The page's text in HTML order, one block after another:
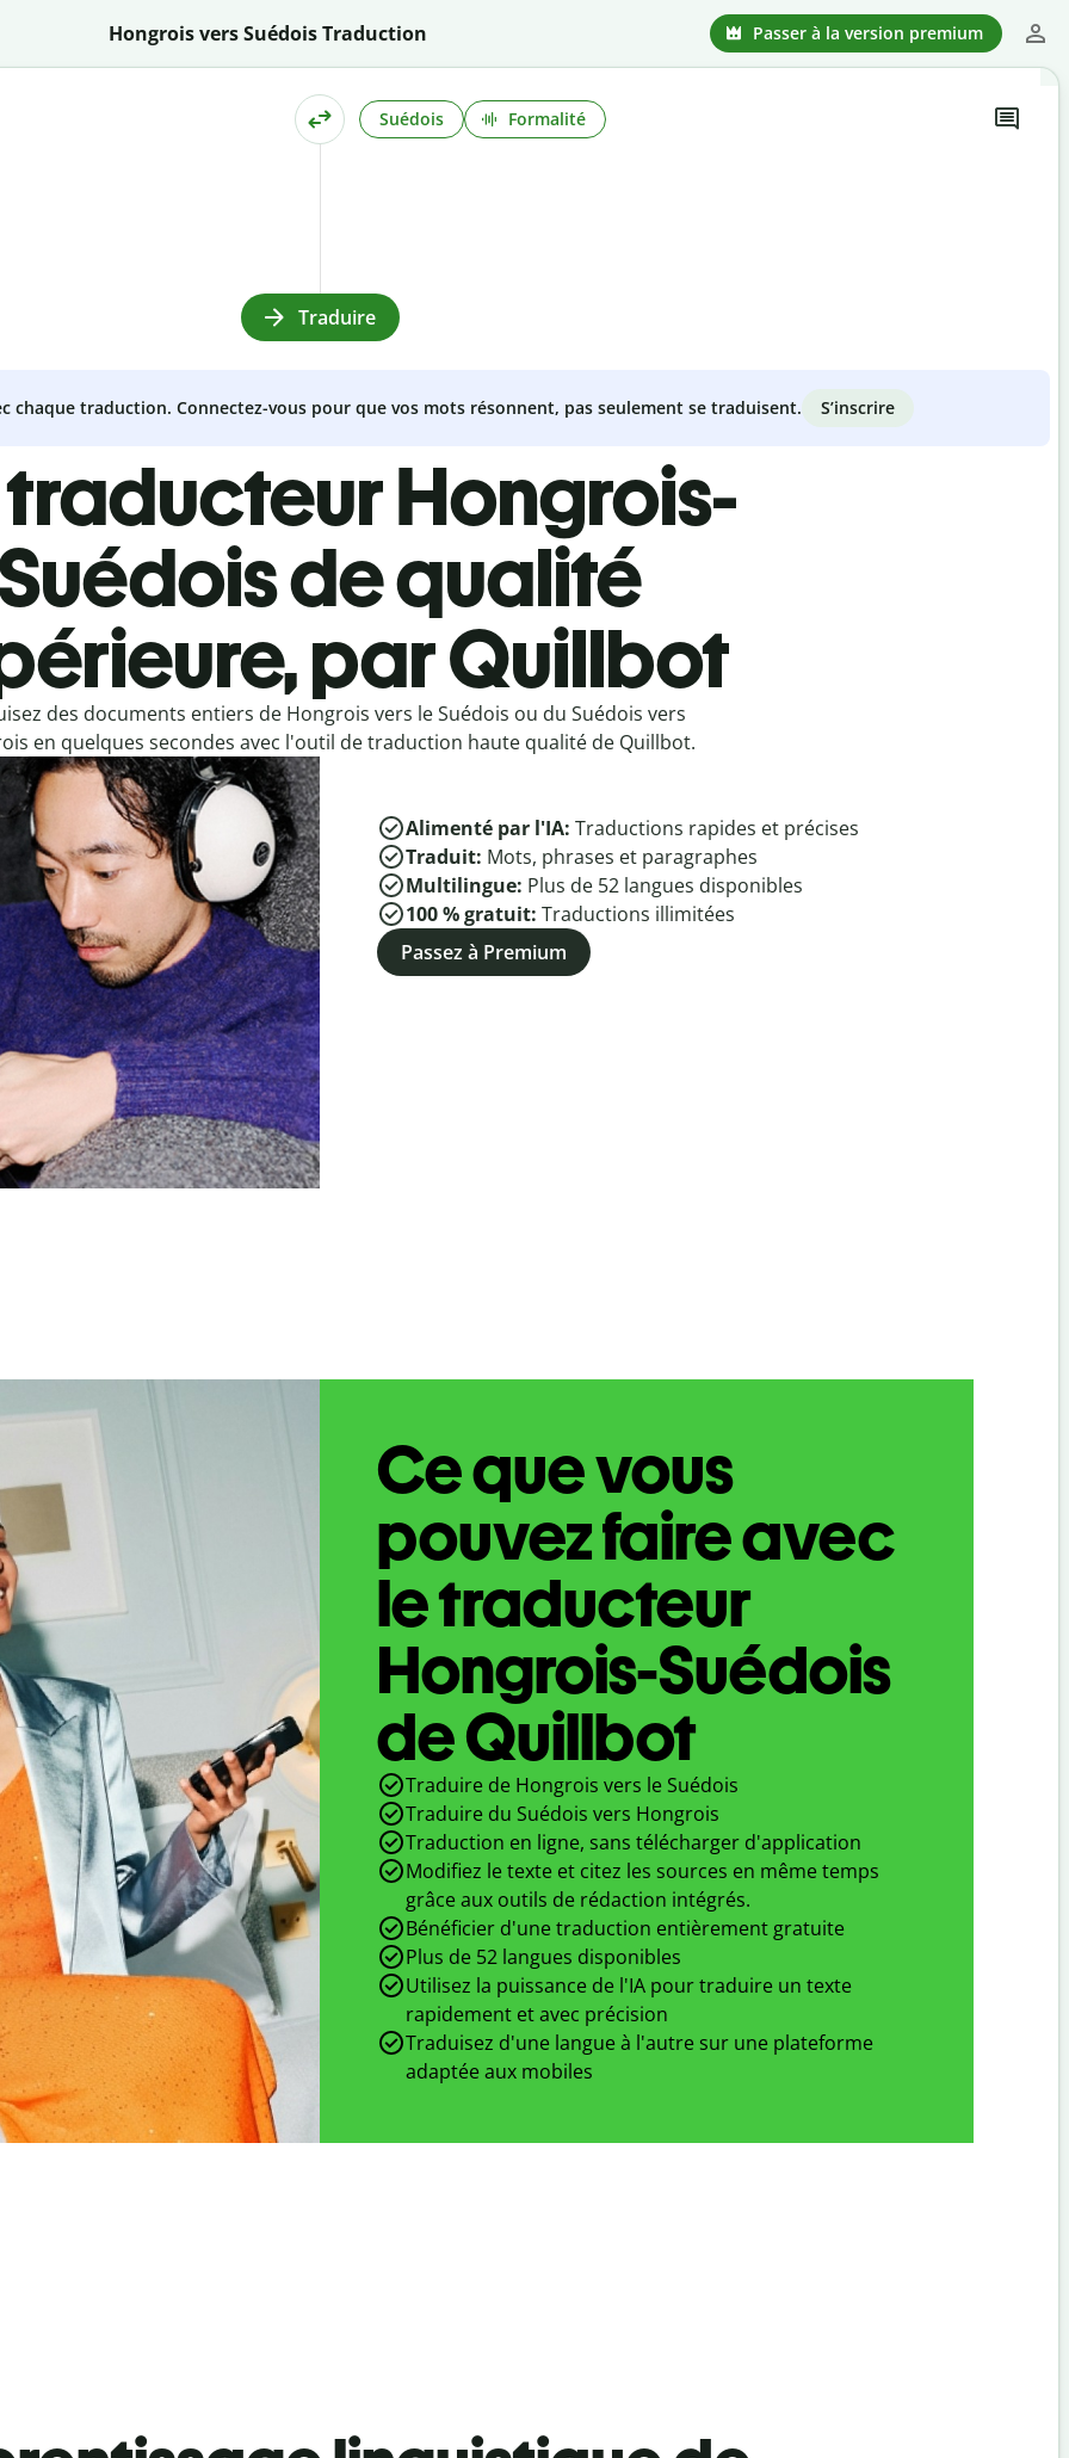
Hongrois vers Suédois Traduction Passer à la version premium
Suédois Formalité
Traduire
chaque traduction. Connectez-vous pour que vos mots résonnent, pas seulement se traduisent. S’inscrire
traducteur Hongrois-
de qualité
par Quillbot
des documents entiers de Hongrois vers le Suédois ou du Suédois vers
en quelques secondes avec l'outil de traduction haute qualité de Quillbot.
Alimenté par l'IA: Traductions rapides et précises
Traduit: Mots, phrases et paragraphes
Multilingue: Plus de 52 langues disponibles
100 % gratuit: Traductions illimitées
Passez à Premium
Ce que vous
pouvez faire avec
le traducteur
Hongrois-Suédois
de Quillbot
Traduire de Hongrois vers le Suédois
Traduire du Suédois vers Hongrois
Traduction en ligne, sans télécharger d'application
Modifiez le texte et citez les sources en même temps
grâce aux outils de rédaction intégrés.
Bénéficier d'une traduction entièrement gratuite
Plus de 52 langues disponibles
Utilisez la puissance de l'IA pour traduire un texte
rapidement et avec précision
Traduisez d'une langue à l'autre sur une plateforme
adaptée aux mobiles